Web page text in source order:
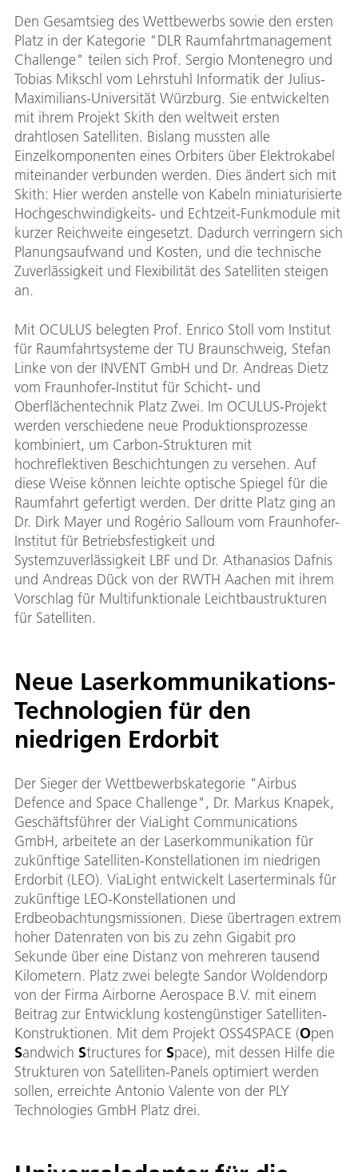
Den Gesamtsieg des Wettbewerbs sowie den ersten
Platz in der Kategorie "DLR Raumfahrtmanagement
Challenge" teilen sich Prof. Sergio Montenegro und
Tobias Mikschl vom Lehrstuhl Informatik der Julius-
Maximilians-Universität Würzburg. Sie entwickelten
mit ihrem Projekt Skith den weltweit ersten
drahtlosen Satelliten. Bislang mussten alle
Einzelkomponenten eines Orbiters über Elektrokabel
miteinander verbunden werden. Dies ändert sich mit
Skith: Hier werden anstelle von Kabeln miniaturisierte
Hochgeschwindigkeits- und Echtzeit-Funkmodule mit
kurzer Reichweite eingesetzt. Dadurch verringern sich
Planungsaufwand und Kosten, und die technische
Zuverlässigkeit und Flexibilität des Satelliten steigen
an.
Mit OCULUS belegten Prof. Enrico Stoll vom Institut
für Raumfahrtsysteme der TU Braunschweig, Stefan
Linke von der INVENT GmbH und Dr. Andreas Dietz
vom Fraunhofer-Institut für Schicht- und
Oberflächentechnik Platz Zwei. Im OCULUS-Projekt
werden verschiedene neue Produktionsprozesse
kombiniert, um Carbon-Strukturen mit
hochreflektiven Beschichtungen zu versehen. Auf
diese Weise können leichte optische Spiegel für die
Raumfahrt gefertigt werden. Der dritte Platz ging an
Dr. Dirk Mayer und Rogério Salloum vom Fraunhofer-
Institut für Betriebsfestigkeit und
Systemzuverlässigkeit LBF und Dr. Athanasios Dafnis
und Andreas Dück von der RWTH Aachen mit ihrem
Vorschlag für Multifunktionale Leichtbaustrukturen
für Satelliten.
Neue Laserkommunikations-
Technologien für den
niedrigen Erdorbit
Der Sieger der Wettbewerbskategorie "Airbus
Defence and Space Challenge", Dr. Markus Knapek,
Geschäftsführer der ViaLight Communications
GmbH, arbeitete an der Laserkommunikation für
zukünftige Satelliten-Konstellationen im niedrigen
Erdorbit (LEO). ViaLight entwickelt Laserterminals für
zukünftige LEO-Konstellationen und
Erdbeobachtungsmissionen. Diese übertragen extrem
hoher Datenraten von bis zu zehn Gigabit pro
Sekunde über eine Distanz von mehreren tausend
Kilometern. Platz zwei belegte Sandor Woldendorp
von der Firma Airborne Aerospace B.V. mit einem
Beitrag zur Entwicklung kostengünstiger Satelliten-
Konstruktionen. Mit dem Projekt OSS4SPACE (Open
Sandwich Structures for Space), mit dessen Hilfe die
Strukturen von Satelliten-Panels optimiert werden
sollen, erreichte Antonio Valente von der PLY
Technologies GmbH Platz drei.